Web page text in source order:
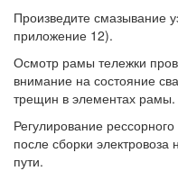
Произведите смазывание
приложение 12).
Осмотр рамы тележки
внимание на состояние
трещин в элементах
Регулирование
после сборки
пути.